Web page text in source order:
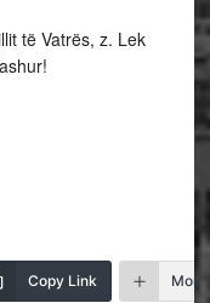
të Vatrës, z. Lek
Copy Link More